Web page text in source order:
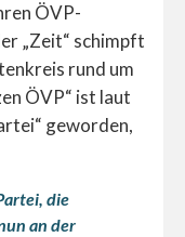
ÖVP-
„Zeit“ schimpft
rund um
ÖVP“ ist laut
geworden,
die
an der